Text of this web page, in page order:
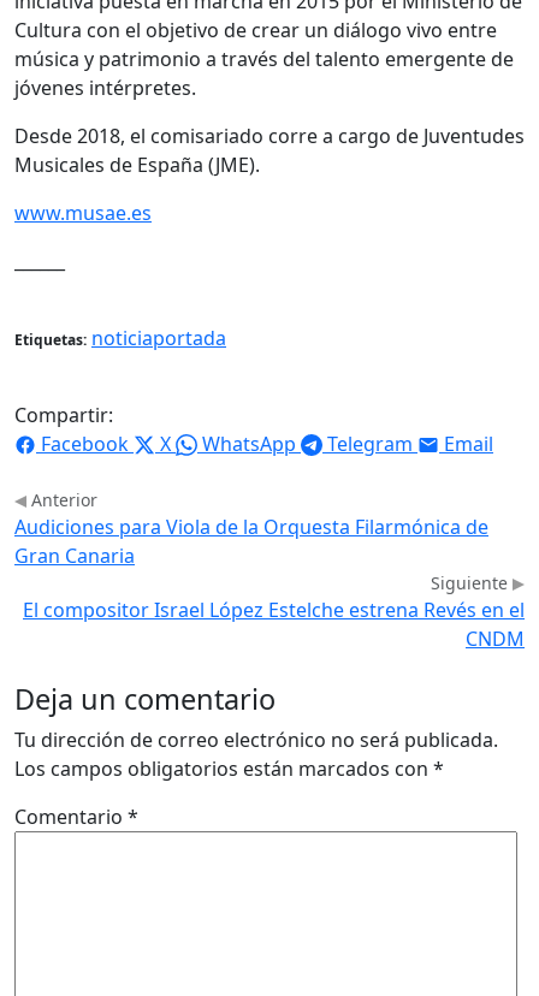
Cultura con el objetivo de crear un diálogo vivo entre
música y patrimonio a través del talento emergente de
jóvenes intérpretes.
Desde 2018, el comisariado corre a cargo de Juventudes
Musicales de España (JME).
www.musae.es
Etiquetas: noticiaportada
Compartir:
Facebook
X WhatsApp Telegram Email
Anterior
Audiciones para Viola de la Orquesta Filarmónica de
Gran Canaria
Siguiente
El compositor Israel López Estelche estrena Revés en el
CNDM
Deja un comentario
Tu dirección de correo electrónico no será publicada.
Los campos obligatorios están marcados con *
Comentario *